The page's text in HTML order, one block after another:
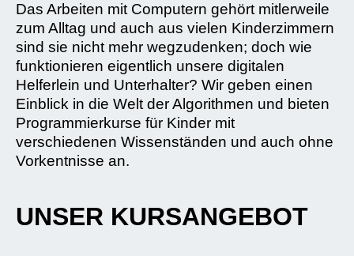
Das Arbeiten mit Computern gehört mitlerweile
zum Alltag und auch aus vielen Kinderzimmern
sind sie nicht mehr wegzudenken; doch wie
funktionieren eigentlich unsere digitalen
Helferlein und Unterhalter? Wir geben einen
Einblick in die Welt der Algorithmen und bieten
Programmierkurse für Kinder mit
verschiedenen Wissenständen und auch ohne
Vorkentnisse an.
UNSER KURSANGEBOT